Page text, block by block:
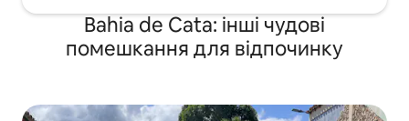
Bahia de Cata: інші чудові
помешкання для відпочинку